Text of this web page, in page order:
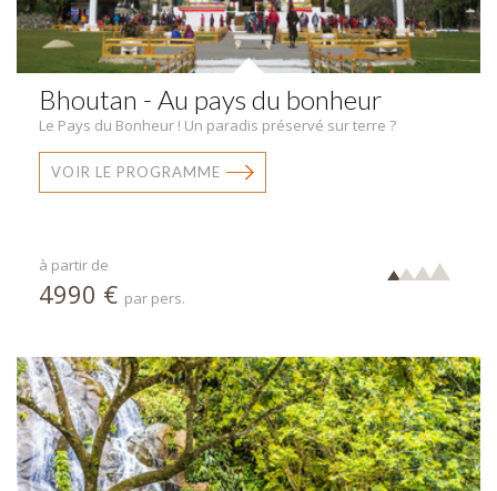
Bhoutan - Au pays du bonheur
Le Pays du Bonheur ! Un paradis préservé sur terre ?
VOIR LE PROGRAMME
à partir de
4990 € par pers.